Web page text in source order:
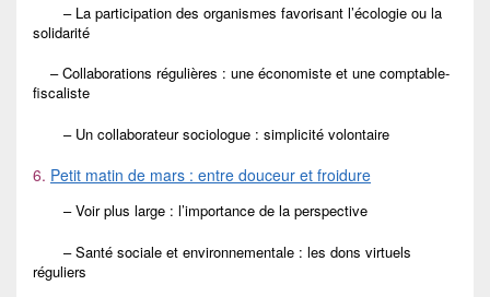
– La participation des organismes favorisant l’écologie ou la
solidarité
– Collaborations régulières : une économiste et une comptable-
fiscaliste
– Un collaborateur sociologue : simplicité volontaire
6. Petit matin de mars : entre douceur et froidure
– Voir plus large : l’importance de la perspective
– Santé sociale et environnementale : les dons virtuels
réguliers